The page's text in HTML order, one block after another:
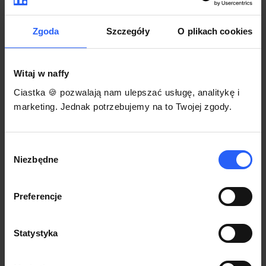
Zgoda Szczegóły O plikach cookies
Witaj w naffy
Ciastka 🍪 pozwalają nam ulepszać usługę, analitykę i
marketing. Jednak potrzebujemy na to Twojej zgody.
zgody
Niezbędne
Preferencje
Statystyka
Korzystaj na dowolnym urządzeniu z
przeglądarką Chrome
Włącz czasową promocję
3
Każdy produkt w naffy ma swój indywidualny link.
gdzie się nim podzielisz z odbiorcami.